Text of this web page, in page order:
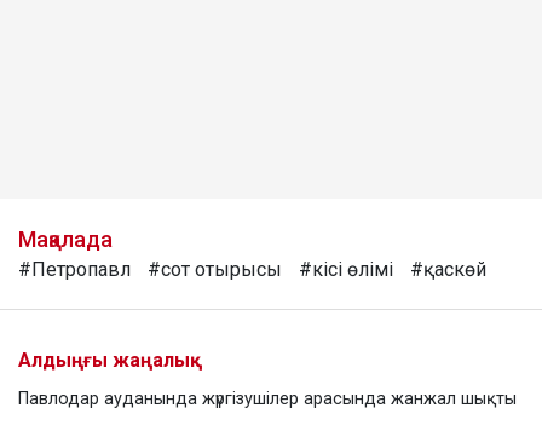
Мақалада
#Петропавл #сот отырысы #кісі өлімі #қаскөй
Алдыңғы жаңалық
Павлодар ауданында жүргізушілер арасында жанжал шықты